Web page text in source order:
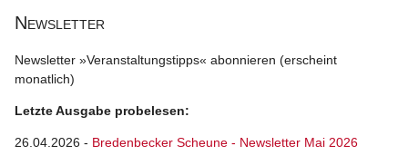
Newsletter
Newsletter »Veranstaltungstipps« abonnieren (erscheint
monatlich)
Letzte Ausgabe probelesen:
26.04.2026 - Bredenbecker Scheune - Newsletter Mai 2026